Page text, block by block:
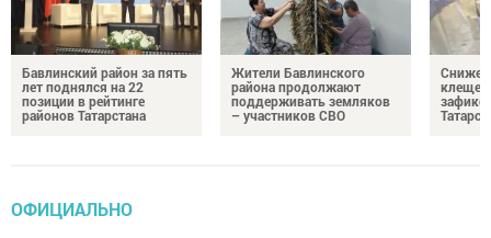
Бавлинский район за пять
лет поднялся на 22
позиции в рейтинге
районов Татарстана
Жители Бавлинского
района продолжают
поддерживать земляков
– участников СВО
клещей
ОФИЦИАЛЬНО